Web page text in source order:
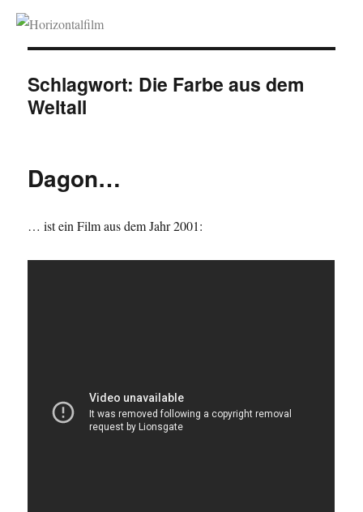
Horizontalfilm
Schlagwort: Die Farbe aus dem
Weltall
Dagon…
… ist ein Film aus dem Jahr 2001: